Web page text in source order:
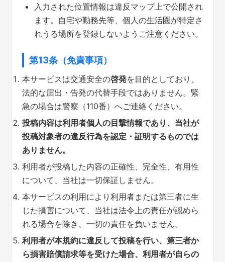
入力された位置情報は違反マップ上で公開され
ます。自宅や勤務先等、個人の生活圏が特定さ
れうる場所を登録しないようご注意ください。
第13条（免責事項）
本サービスは交通安全の啓発を目的としており、
法的な届出・告発の代替手段ではありません。緊
急の場合は警察（110番）へご連絡ください。
投稿内容は利用者個人の目撃情報であり、当社が
投稿対象者の違反行為を認定・証明するものでは
ありません。
利用者が投稿した内容の正確性、完全性、有用性
について、当社は一切保証しません。
本サービスの利用により利用者または第三者に生
じた損害について、当社は法令上の責任が認めら
れる場合を除き、一切の責任を負いません。
利用者が本規約に違反して投稿を行い、第三者か
ら損害賠償請求等を受けた場合、利用者が自らの